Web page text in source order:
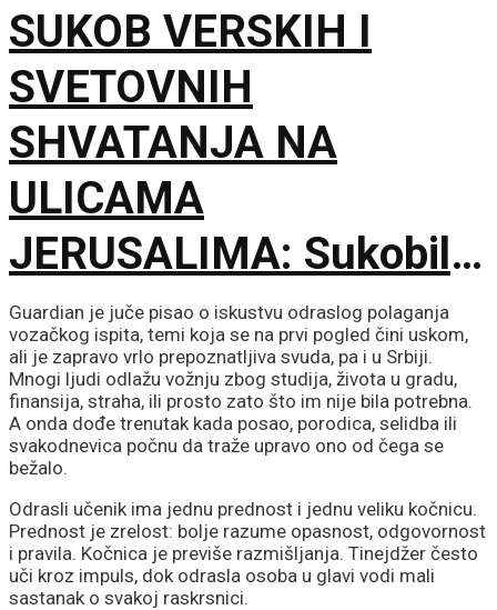
SUKOB VERSKIH I
SVETOVNIH
SHVATANJA NA
ULICAMA
JERUSALIMA: Sukobili
se ultraortodoksni
demonstranti, građani i
policija zbog rada kafića
subotom
Guardian je juče pisao o iskustvu odraslog polaganja
vozačkog ispita, temi koja se na prvi pogled čini uskom,
ali je zapravo vrlo prepoznatljiva svuda, pa i u Srbiji.
Mnogi ljudi odlažu vožnju zbog studija, života u gradu,
finansija, straha, ili prosto zato što im nije bila potrebna.
A onda dođe trenutak kada posao, porodica, selidba ili
svakodnevica počnu da traže upravo ono od čega se
bežalo.
Odrasli učenik ima jednu prednost i jednu veliku kočnicu.
Prednost je zrelost: bolje razume opasnost, odgovornost
i pravila. Kočnica je previše razmišljanja. Tinejdžer često
uči kroz impuls, dok odrasla osoba u glavi vodi mali
sastanak o svakoj raskrsnici.